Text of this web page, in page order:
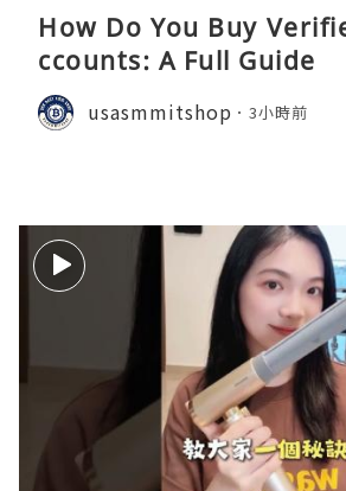
How Do You Buy
ccounts: A Full Guide
usasmmitshop 3小時前